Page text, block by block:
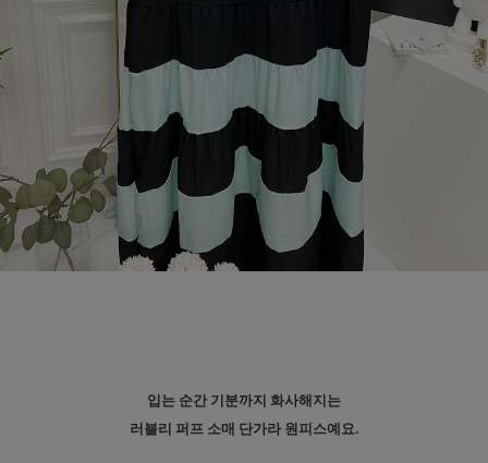
입는 순간 기분까지 화사해지는
러블리 퍼프 소매 단가라 원피스예요.